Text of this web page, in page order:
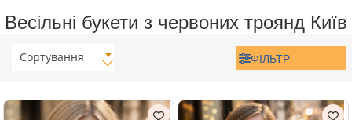
Весільні букети з червоних троянд Київ
Сортування ФІЛЬТР